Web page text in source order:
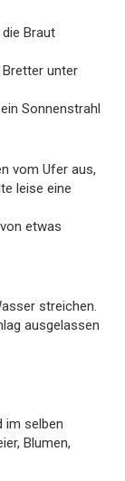
Braut
unter
Sonnenstrahl
vom Ufer aus,
leise eine
etwas
streichen.
ausgelassen
im selben
Blumen,